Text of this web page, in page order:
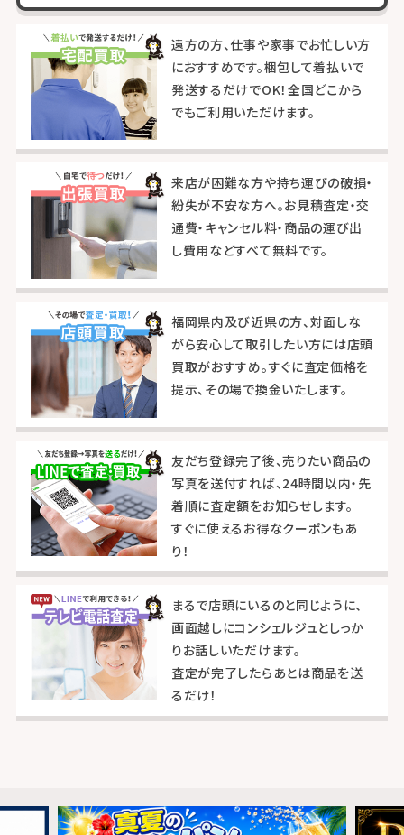
遠方の方、仕事や家事でお忙しい方
におすすめです。梱包して着払いで
発送するだけでOK！全国どこから
でもご利用いただけます。
来店が困難な方や持ち運びの破損・
紛失が不安な方へ。お見積査定・交
通費・キャンセル料・商品の運び出
し費用などすべて無料です。
福岡県内及び近県の方、対面しな
がら安心して取引したい方には店頭
買取がおすすめ。すぐに査定価格を
提示、その場で換金いたします。
友だち登録完了後、売りたい商品の
写真を送付すれば、24時間以内・先
着順に査定額をお知らせします。
すぐに使えるお得なクーポンもあ
り！
まるで店頭にいるのと同じように、
画面越しにコンシェルジュとしっか
りお話しいただけます。
査定が完了したらあとは商品を送
るだけ！